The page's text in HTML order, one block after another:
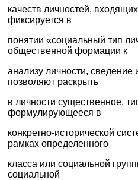
качеств личностей,
фиксируется в
понятии «социальный тип
общественной формации к
анализу личности, сведение
позволяют раскрыть
в личности существенное,
формулирующееся в
конкретно-исторической
рамках определенного
класса или социальной
социальной